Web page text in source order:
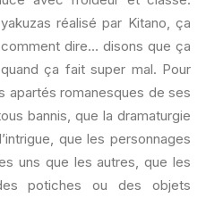
réalisé par Kitano, ça
dire… disons que ça
ça fait super mal. Pour
apartés romanesques de ses
bannis, que la dramaturgie
que les personnages
uns que les autres, que les
potiches ou des objets